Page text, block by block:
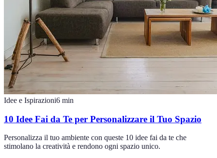
Idee e Ispirazioni6 min
10 Idee Fai da Te per Personalizzare il Tuo Spazio
Personalizza il tuo ambiente con queste 10 idee fai da te che
stimolano la creatività e rendono ogni spazio unico.